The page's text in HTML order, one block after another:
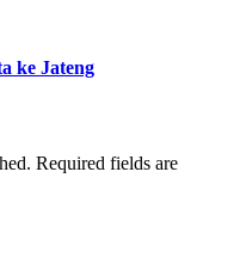
ke Jateng
Required fields are